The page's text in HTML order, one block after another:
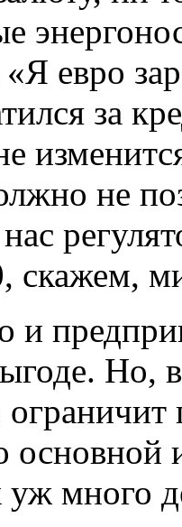
евро
за
не
скажем,
и
Но,
основной
много